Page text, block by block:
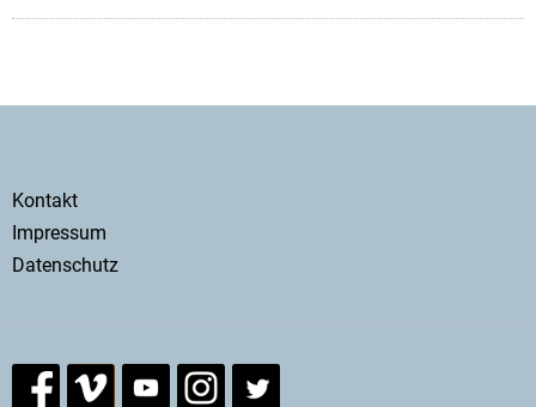
Secondary
menu
Kontakt
Impressum
Datenschutz